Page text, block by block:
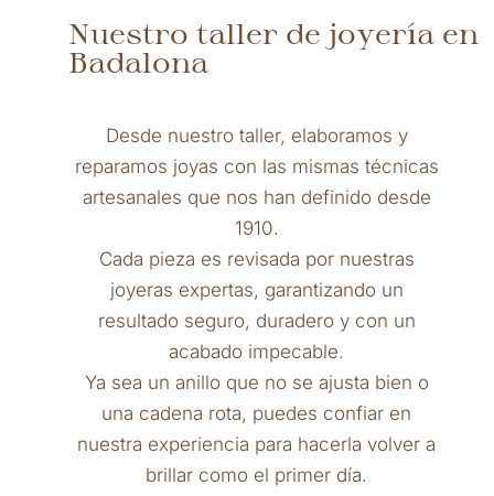
Nuestro taller de joyería en
Badalona
Desde nuestro taller, elaboramos y
reparamos joyas con las mismas técnicas
artesanales que nos han definido desde
1910.
Cada pieza es revisada por nuestras
joyeras expertas, garantizando un
resultado seguro, duradero y con un
acabado impecable.
Ya sea un anillo que no se ajusta bien o
una cadena rota, puedes confiar en
nuestra experiencia para hacerla volver a
brillar como el primer día.